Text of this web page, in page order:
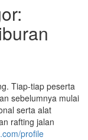
Tiap-tiap peserta
sebelumnya mulai
serta alat
rafting jalan
profile